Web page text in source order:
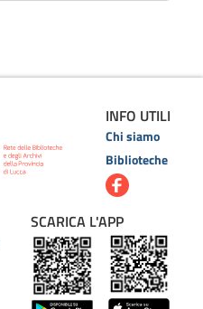
INFO UTILI
Chi siamo
Biblioteche
SCARICA L'APP